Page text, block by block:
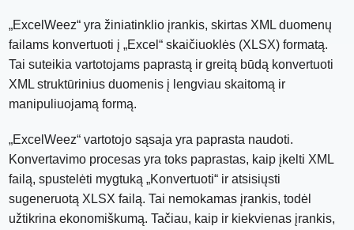
„ExcelWeez“ yra žiniatinklio įrankis, skirtas XML duomenų
failams konvertuoti į „Excel“ skaičiuoklės (XLSX) formatą.
Tai suteikia vartotojams paprastą ir greitą būdą konvertuoti
XML struktūrinius duomenis į lengviau skaitomą ir
manipuliuojamą formą.
„ExcelWeez“ vartotojo sąsaja yra paprasta naudoti.
Konvertavimo procesas yra toks paprastas, kaip įkelti XML
failą, spustelėti mygtuką „Konvertuoti“ ir atsisiųsti
sugeneruotą XLSX failą. Tai nemokamas įrankis, todėl
užtikrina ekonomiškumą. Tačiau, kaip ir kiekvienas įrankis,